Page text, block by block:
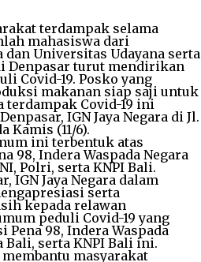
terdampak selama
mahasiswa dari
Universitas Udayana serta
Denpasar turut mendirikan
Covid-19. Posko yang
makanan siap saji untuk
terdampak Covid-19 ini
IGN Jaya Negara di Jl.
Kamis (11/6).
ini terbentuk atas
98, Indera Waspada Negara
Polri, serta KNPI Bali.
IGN Jaya Negara dalam
serta
kepada relawan
peduli Covid-19 yang
98, Indera Waspada
Bali, serta KNPI Bali ini.
masyarakat